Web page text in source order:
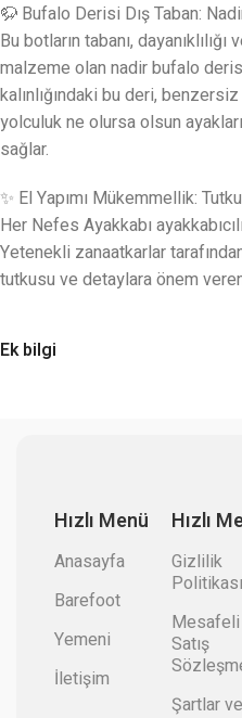
🦬 Bufalo Derisi Dış Taban:
Bu botların tabanı,
malzeme olan nadir bufalo
kalınlığındaki bu deri,
yolculuk ne olursa olsun
sağlar.
✨ El Yapımı Mükemmellik:
Her Nefes Ayakkabı
Yetenekli zanaatkarlar
tutkusu ve detaylara önem
Ek bilgi
Hızlı Menü
Anasayfa
Barefoot
Yemeni
İletişim
Hızlı
Gizlilik
Politikası
Mesafeli
Satış
Şartlar ve